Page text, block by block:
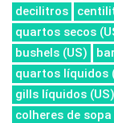
decilitros
quartos secos
bushels (US)
quartos líquidos
gills líquidos (US)
colheres de sopa